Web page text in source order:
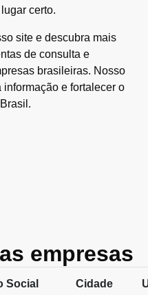
certo.
site e descubra mais
de consulta e
brasileiras. Nosso
e fortalecer o
empresas
Social Cidade